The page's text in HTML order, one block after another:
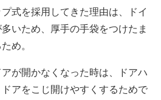
式を採用してきた理由は、ドイ
いため、厚手の手袋をつけたま
め。
が開かなくなった時は、ドアハ
アをこじ開けやすくするためで